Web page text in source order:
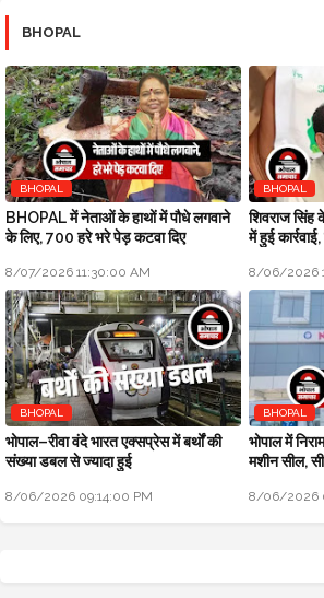
BHOPAL
BHOPAL
BHOPAL में नेताओं के हाथों में पौधे लगवाने
के लिए, 700 हरे भरे पेड़ कटवा दिए
8/07/2026 11:30:00 AM
BHOPAL
शिवराज सिंह
में हुई
8/06/2026
BHOPAL
भोपाल–रीवा वंदे भारत एक्सप्रेस में बर्थों की
संख्या डबल से ज्यादा हुई
8/06/2026 09:14:00 PM
BHOPAL
भोपाल में
मशीन सील,
8/06/2026